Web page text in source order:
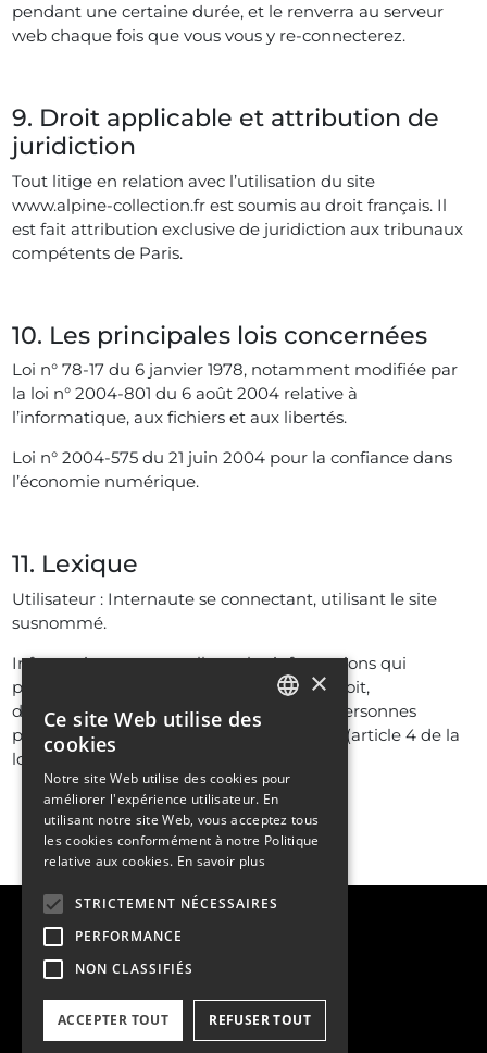
pendant une certaine durée, et le renverra au serveur
web chaque fois que vous vous y re-connecterez.
9. Droit applicable et attribution de
juridiction
Tout litige en relation avec l’utilisation du site
www.alpine-collection.fr est soumis au droit français. Il
est fait attribution exclusive de juridiction aux tribunaux
compétents de Paris.
10. Les principales lois concernées
Loi n° 78-17 du 6 janvier 1978, notamment modifiée par
la loi n° 2004-801 du 6 août 2004 relative à
l’informatique, aux fichiers et aux libertés.
Loi n° 2004-575 du 21 juin 2004 pour la confiance dans
l’économie numérique.
11. Lexique
Utilisateur : Internaute se connectant, utilisant le site
susnommé.
Informations personnelles : « les informations qui
permettent, sous quelque forme que ce soit,
directement ou non, l’identification des personnes
physiques auxquelles elles s’appliquent » (article 4 de la
loi n° 78-17 du 6 janvier 1978).
Mentions légales
×
Ce site Web utilise des
cookies
Notre site Web utilise des cookies pour
améliorer l'expérience utilisateur. En
utilisant notre site Web, vous acceptez tous
les cookies conformément à notre Politique
relative aux cookies. En savoir plus
STRICTEMENT NÉCESSAIRES
PERFORMANCE
NON CLASSIFIÉS
ACCEPTER TOUT REFUSER TOUT